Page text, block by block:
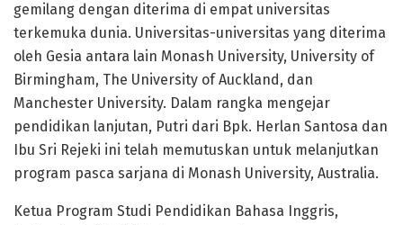
gemilang dengan diterima di empat universitas
terkemuka dunia. Universitas-universitas yang diterima
oleh Gesia antara lain Monash University, University of
Birmingham, The University of Auckland, dan
Manchester University. Dalam rangka mengejar
pendidikan lanjutan, Putri dari Bpk. Herlan Santosa dan
Ibu Sri Rejeki ini telah memutuskan untuk melanjutkan
program pasca sarjana di Monash University, Australia.
Ketua Program Studi Pendidikan Bahasa Inggris,